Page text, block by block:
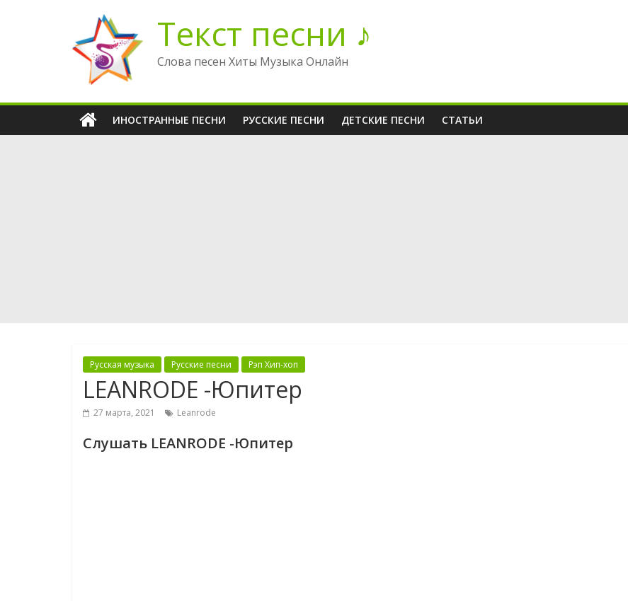
содержимому
Текст песни ♪
Слова песен Хиты Музыка Онлайн
ИНОСТРАННЫЕ ПЕСНИ РУССКИЕ ПЕСНИ ДЕТСКИЕ ПЕСНИ СТАТЬИ
Русская музыка Русские песни Рэп Хип-хоп
LEANRODE -Юпитер
27 марта, 2021 Leanrode
Слушать LEANRODE -Юпитер